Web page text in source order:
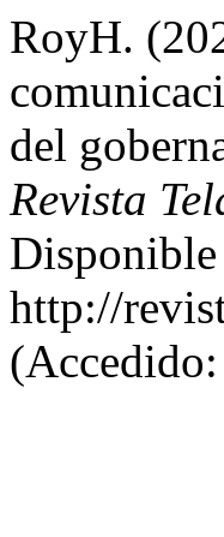
RoyH.
del
Revista
Disponible
http://